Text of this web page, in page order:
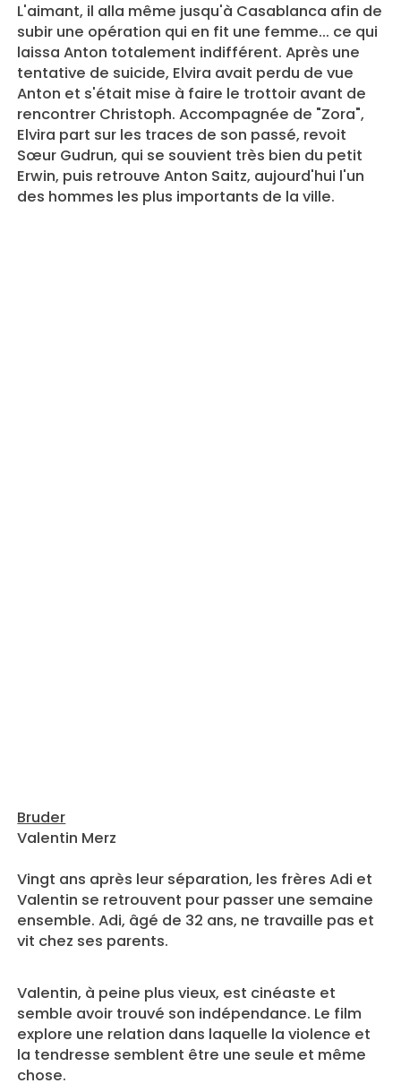
L'aimant, il alla même jusqu'à Casablanca afin de
subir une opération qui en fit une femme... ce qui
laissa Anton totalement indifférent. Après une
tentative de suicide, Elvira avait perdu de vue
Anton et s'était mise à faire le trottoir avant de
rencontrer Christoph. Accompagnée de "Zora",
Elvira part sur les traces de son passé, revoit
Sœur Gudrun, qui se souvient très bien du petit
Erwin, puis retrouve Anton Saitz, aujourd'hui l'un
des hommes les plus importants de la ville.
Bruder
Valentin Merz
Vingt ans après leur séparation, les frères Adi et
Valentin se retrouvent pour passer une semaine
ensemble. Adi, âgé de 32 ans, ne travaille pas et
vit chez ses parents.
Valentin, à peine plus vieux, est cinéaste et
semble avoir trouvé son indépendance. Le film
explore une relation dans laquelle la violence et
la tendresse semblent être une seule et même
chose.